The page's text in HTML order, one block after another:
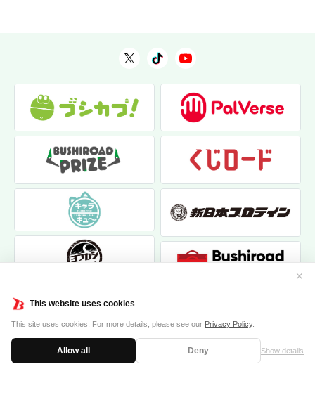
This website uses cookies
This site uses cookies. For more details, please see our Privacy Policy.
Allow all Deny Show details
✕